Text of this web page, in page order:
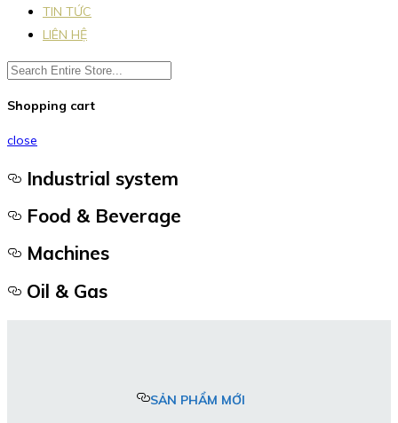
TIN TỨC
LIÊN HỆ
Shopping cart
close
Industrial system
Food & Beverage
Machines
Oil & Gas
SẢN PHẨM MỚI